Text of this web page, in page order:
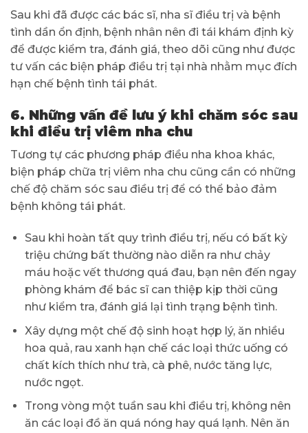
Sau khi đã được các bác sĩ, nha sĩ điều trị và bệnh
tình dần ổn định, bệnh nhân nên đi tái khám định kỳ
để được kiểm tra, đánh giá, theo dõi cũng như được
tư vấn các biện pháp điều trị tại nhà nhằm mục đích
hạn chế bệnh tình tái phát.
6. Những vấn đề lưu ý khi chăm sóc sau
khi điều trị viêm nha chu
Tương tự các phương pháp điều nha khoa khác,
biện pháp chữa trị viêm nha chu cũng cần có những
chế độ chăm sóc sau điều trị để có thể bảo đảm
bệnh không tái phát.
Sau khi hoàn tất quy trình điều trị, nếu có bất kỳ
triệu chứng bất thường nào diễn ra như chảy
máu hoặc vết thương quá đau, bạn nên đến ngay
phòng khám để bác sĩ can thiệp kịp thời cũng
như kiểm tra, đánh giá lại tình trạng bệnh tình.
Xây dựng một chế độ sinh hoạt hợp lý, ăn nhiều
hoa quả, rau xanh hạn chế các loại thức uống có
chất kích thích như trà, cà phê, nước tăng lực,
nước ngọt.
Trong vòng một tuần sau khi điều trị, không nên
ăn các loại đồ ăn quá nóng hay quá lạnh. Nên ăn